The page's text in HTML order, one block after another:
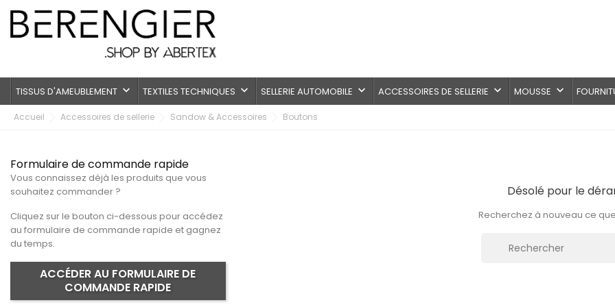
TISSUS D'AMEUBLEMENT keyboard_arrow_down TEXTILES TECHNIQUES keyboard_arrow_down SELLERIE AUTOMOBILE keyboard_arrow_down ACCESSOIRES DE SELLERIE keyboard_arrow_down MOUSSE keyboard_arrow_down
Accueil Accessoires de sellerie Sandow & Accessoires Boutons
Formulaire de commande rapide
Vous connaissez déjà les produits que vous
souhaitez commander ?
Cliquez sur le bouton ci-dessous pour accédez
au formulaire de commande rapide et gagnez
du temps.
ACCÉDER AU FORMULAIRE DE
COMMANDE RAPIDE
Désolé pour le
Recherchez à nouveau ce